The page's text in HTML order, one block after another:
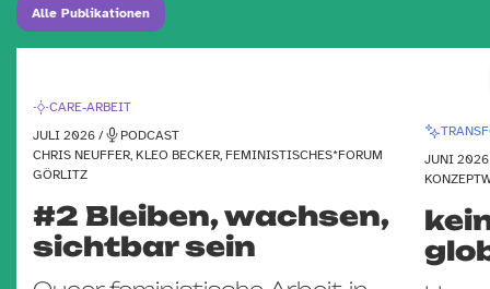
Alle Publikationen
CARE-ARBEIT
JULI 2026 /
PODCAST
CHRIS NEUFFER, KLEO BECKER, FEMINISTISCHES*FORUM
GÖRLITZ
#2 Bleiben, wachsen,
sichtbar sein
JUNI